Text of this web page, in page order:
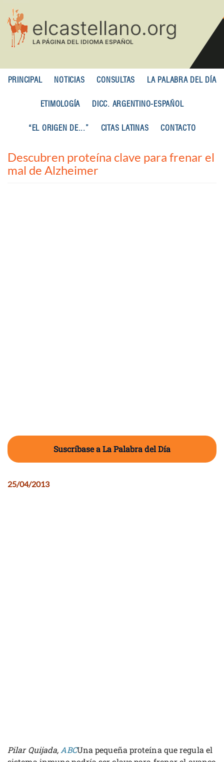
contenido
principal
PRINCIPAL NOTICIAS CONSULTAS LA PALABRA DEL DÍA
ETIMOLOGÍA DICC. ARGENTINO-ESPAÑOL
“EL ORIGEN DE...” CITAS LATINAS CONTACTO
Descubren proteína clave para frenar el
mal de Alzheimer
Suscríbase a La Palabra del Día
25/04/2013
Pilar Quijada, ABCUna pequeña proteína que regula el